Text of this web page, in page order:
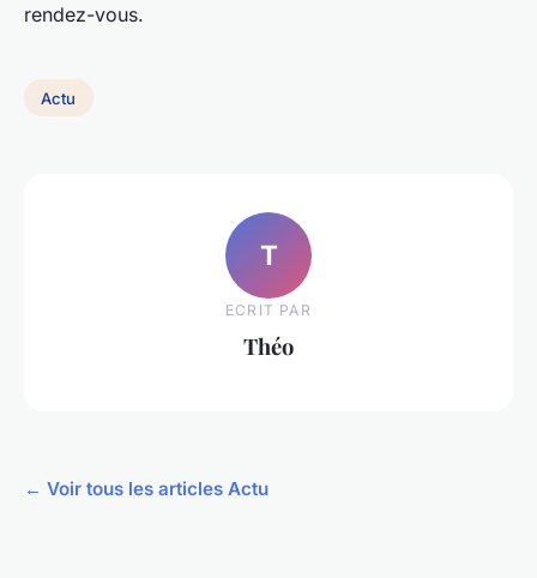
rendez-vous.
Actu
T
ECRIT PAR
Théo
← Voir tous les articles Actu